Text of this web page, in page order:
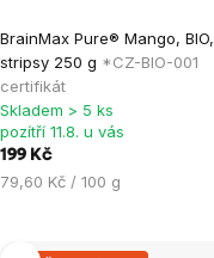
BrainMax Pure® Mango, BIO,
stripsy 250 g *CZ-BIO-001
certifikát
hodnocení
produktu
je
4,2
z
5
Skladem > 5 ks
pozítří 11.8. u vás
199 Kč
Měrná
79,60 Kč / 100 g